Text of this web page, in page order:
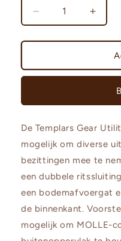
Decrease
quantity
for
Gear
Utility
XSmall
for
Gear
Utility
Pouch
De Templars Gear
mogelijk om diverse
bezittingen mee te
een dubbele
een bodemafvoergat
de binnenkant.
mogelijk om MOLLE-